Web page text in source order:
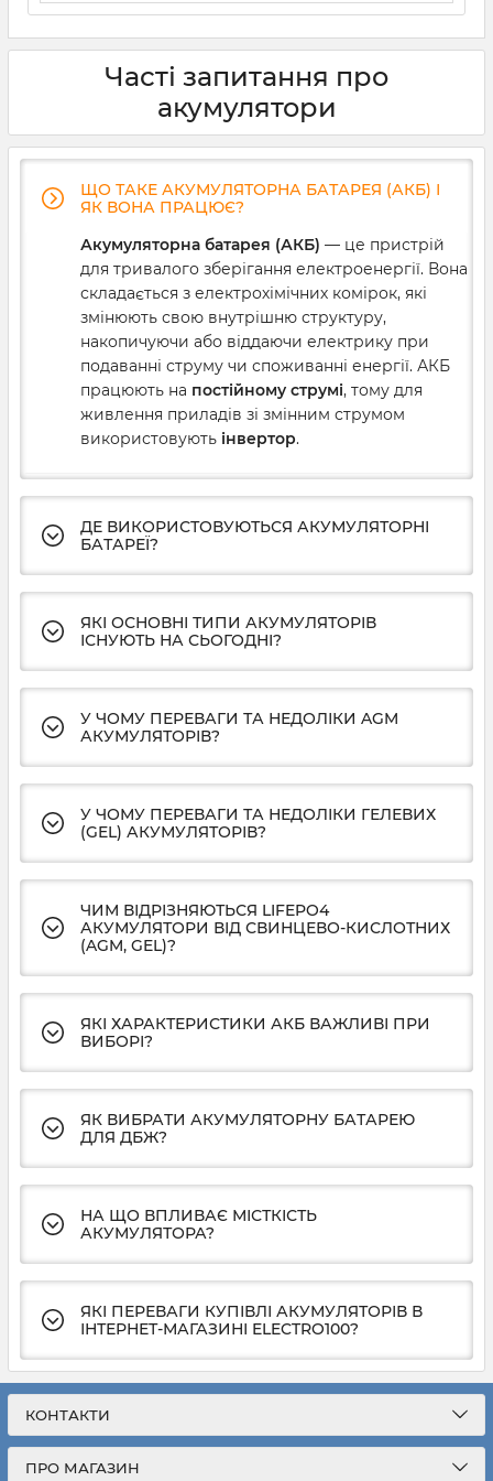
Часті запитання про
акумулятори
ЩО ТАКЕ АКУМУЛЯТОРНА БАТАРЕЯ (АКБ) І
ЯК ВОНА ПРАЦЮЄ?
Акумуляторна батарея (АКБ) — це пристрій
для тривалого зберігання електроенергії. Вона
складається з електрохімічних комірок, які
змінюють свою внутрішню структуру,
накопичуючи або віддаючи електрику при
подаванні струму чи споживанні енергії. АКБ
працюють на постійному струмі, тому для
живлення приладів зі змінним струмом
використовують інвертор.
ДЕ ВИКОРИСТОВУЮТЬСЯ АКУМУЛЯТОРНІ
БАТАРЕЇ?
ЯКІ ОСНОВНІ ТИПИ АКУМУЛЯТОРІВ
ІСНУЮТЬ НА СЬОГОДНІ?
У ЧОМУ ПЕРЕВАГИ ТА НЕДОЛІКИ AGM
АКУМУЛЯТОРІВ?
У ЧОМУ ПЕРЕВАГИ ТА НЕДОЛІКИ ГЕЛЕВИХ
(GEL) АКУМУЛЯТОРІВ?
ЧИМ ВІДРІЗНЯЮТЬСЯ LIFEPO4
АКУМУЛЯТОРИ ВІД СВИНЦЕВО-КИСЛОТНИХ
(AGM, GEL)?
ЯКІ ХАРАКТЕРИСТИКИ АКБ ВАЖЛИВІ ПРИ
ВИБОРІ?
ЯК ВИБРАТИ АКУМУЛЯТОРНУ БАТАРЕЮ
ДЛЯ ДБЖ?
НА ЩО ВПЛИВАЄ МІСТКІСТЬ
АКУМУЛЯТОРА?
ЯКІ ПЕРЕВАГИ КУПІВЛІ АКУМУЛЯТОРІВ В
ІНТЕРНЕТ-МАГАЗИНІ ELECTRO100?
КОНТАКТИ
ПРО МАГАЗИН